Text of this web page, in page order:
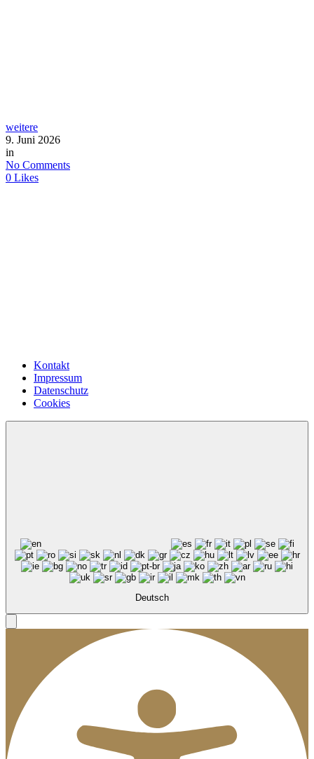
weitere
9. Juni 2026
in
No Comments
0 Likes
Kontakt
Impressum
Datenschutz
Cookies
Deutsch